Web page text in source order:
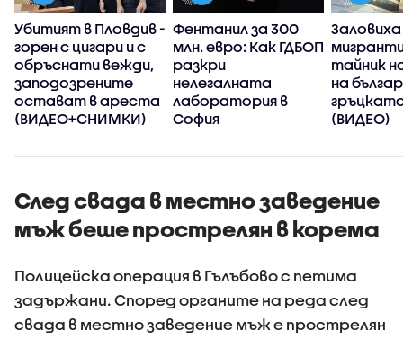
Убитият в Пловдив -
горен с цигари и с
обръснати вежди,
заподозрените
остават в ареста
(ВИДЕО+СНИМКИ)
Фентанил за 300
млн. евро: Как ГДБОП
разкри
нелегалната
лаборатория в
София
Заловиха
тайник
на
(ВИДЕО)
След свада в местно заведение
мъж беше прострелян в корема
Полицейска операция в Гълъбово с петима
задържани. Според органите на реда след
свада в местно заведение мъж е прострелян